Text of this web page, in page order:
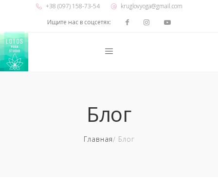
+38 (097) 158-73-54
kruglovyoga@gmail.com
Ищите нас в соцсетях:
Блог
Главная Блог